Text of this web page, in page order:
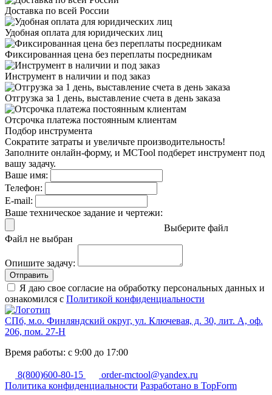
Доставка по всей России
Удобная оплата для юридических лиц
Фиксированная цена без переплаты посредникам
Инструмент в наличии и под заказ
Отгрузка за 1 день, выставление счета в день заказа
Отсрочка платежа постоянным клиентам
Подбор инструмента
Сократите затраты и увеличьте производительность!
Заполните онлайн-форму, и MCTool подберет инструмент под
вашу задачу.
Ваше имя:
Телефон:
E-mail:
Ваше техническое задание и чертежи:
Выберите файл
Файл не выбран
Опишите задачу:
Отправить
Я даю свое согласие на обработку персональных данных и
ознакомился с Политикой конфиденциальности
СПб, м.о. Финляндский округ, ул. Ключевая, д. 30, лит. А, оф.
206, пом. 27-Н
Время работы: с 9:00 до 17:00
8(800)600-80-15
order-mctool@yandex.ru
Политика конфиденциальности Разработано в TopForm